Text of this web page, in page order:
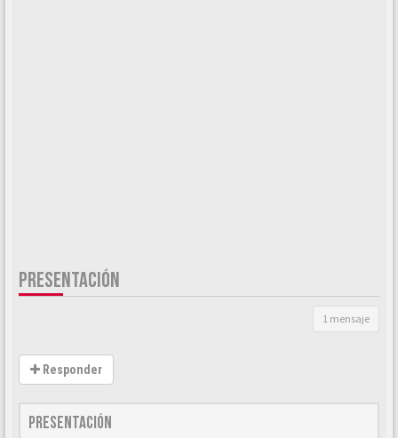
PRESENTACIÓN
1 mensaje
Responder
Presentación